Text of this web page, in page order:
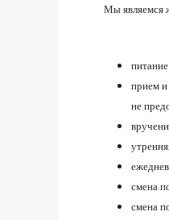
Мы являемся
прием и
не
смена
смена